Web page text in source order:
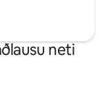
neti